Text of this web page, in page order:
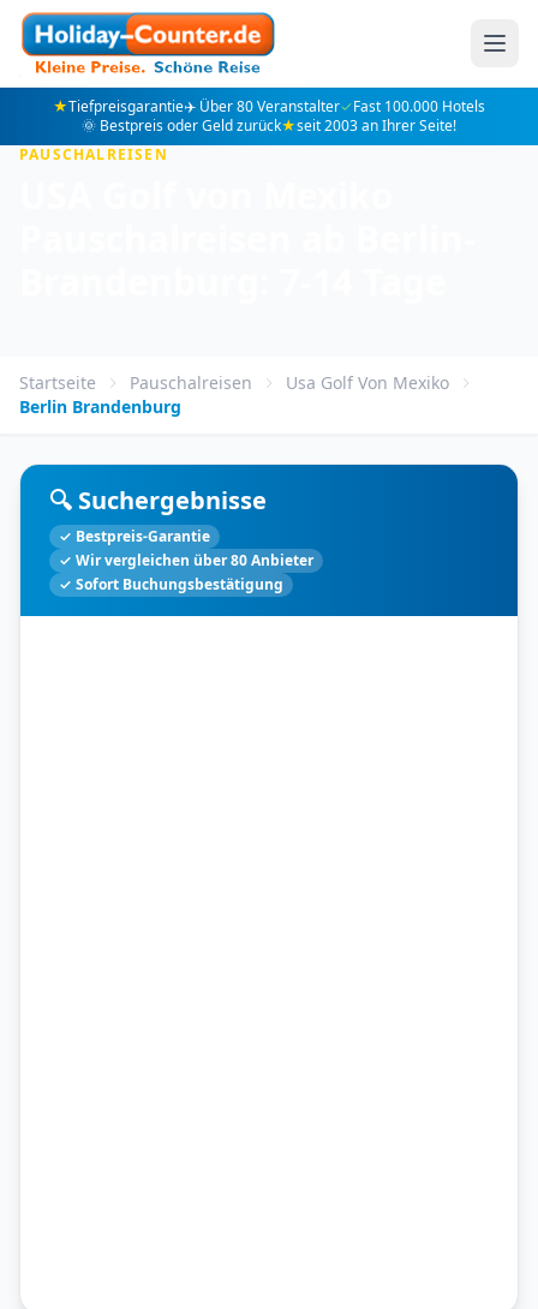
★Tiefpreisgarantie✈️ Über 80 Veranstalter✓Fast 100.000 Hotels
🌞 Bestpreis oder Geld zurück★seit 2003 an Ihrer Seite!
PAUSCHALREISEN
Startseite Pauschalreisen
Usa Golf Von Mexiko
Berlin Brandenburg
🔍 Suchergebnisse
✓ Bestpreis-Garantie
✓ Wir vergleichen über 80 Anbieter
✓ Sofort Buchungsbestätigung